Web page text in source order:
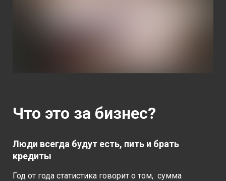
Что это за бизнес?
Люди всегда будут есть, пить и брать
кредиты
Год от года статистика говорит о том, сумма